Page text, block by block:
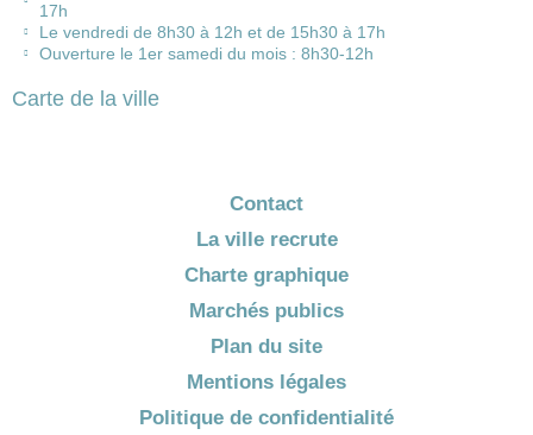
17h
Le vendredi de 8h30 à 12h et de 15h30 à 17h
Ouverture le 1er samedi du mois : 8h30-12h
Carte de la ville
Contact
La ville recrute
Charte graphique
Marchés publics
Plan du site
Mentions légales
Politique de confidentialité